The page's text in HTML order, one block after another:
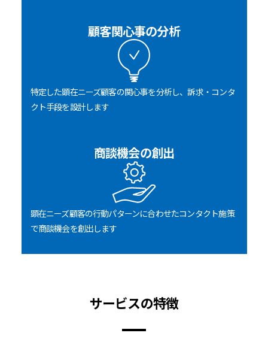
顧客関心事の分析
特定した顕在ニーズ顧客の関心事を分析し、訴求・コンタ
クト手段を設計します
商談機会の創出
顕在ニーズ顧客の行動パターンに合わせたコンタクト施策
で商談機会を創出します
サービスの特徴